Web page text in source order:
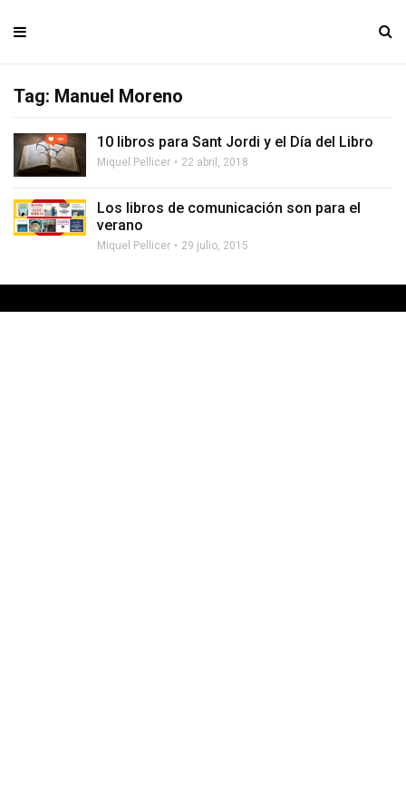
Tag: Manuel Moreno
10 libros para Sant Jordi y el Día del Libro
Miquel Pellicer 22 abril, 2018
Los libros de comunicación son para el
verano
Miquel Pellicer 29 julio, 2015